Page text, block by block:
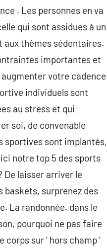
. Les personnes en va
qui sont assidues à un
aux thèmes sédentaires.
importantes et
votre cadence
individuels sont
au stress et qui
soi, de convenable
sportives sont implantés,
notre top 5 des sports
De laisser arriver le
baskets, surprenez des
La randonnée. dans le
pourquoi ne pas faire
sur ‘ hors champ ‘